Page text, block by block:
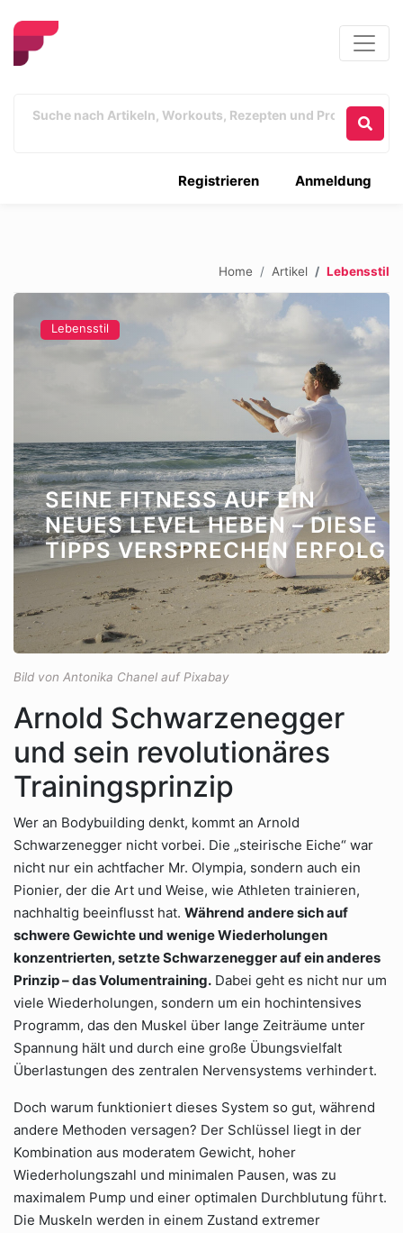
Anmeldung
Registrieren
Home Artikel Lebensstil
Lebensstil
SEINE FITNESS AUF EIN
NEUES LEVEL HEBEN – DIESE
TIPPS VERSPRECHEN ERFOLG
Bild von Antonika Chanel auf Pixabay
Arnold Schwarzenegger
und sein revolutionäres
Trainingsprinzip
Wer an Bodybuilding denkt, kommt an Arnold
Schwarzenegger nicht vorbei. Die „steirische Eiche“ war
nicht nur ein achtfacher Mr. Olympia, sondern auch ein
Pionier, der die Art und Weise, wie Athleten trainieren,
nachhaltig beeinflusst hat. Während andere sich auf
schwere Gewichte und wenige Wiederholungen
konzentrierten, setzte Schwarzenegger auf ein anderes
Prinzip – das Volumentraining. Dabei geht es nicht nur um
viele Wiederholungen, sondern um ein hochintensives
Programm, das den Muskel über lange Zeiträume unter
Spannung hält und durch eine große Übungsvielfalt
Überlastungen des zentralen Nervensystems verhindert.
Doch warum funktioniert dieses System so gut, während
andere Methoden versagen? Der Schlüssel liegt in der
Kombination aus moderatem Gewicht, hoher
Wiederholungszahl und minimalen Pausen, was zu
maximalem Pump und einer optimalen Durchblutung führt.
Die Muskeln werden in einem Zustand extremer